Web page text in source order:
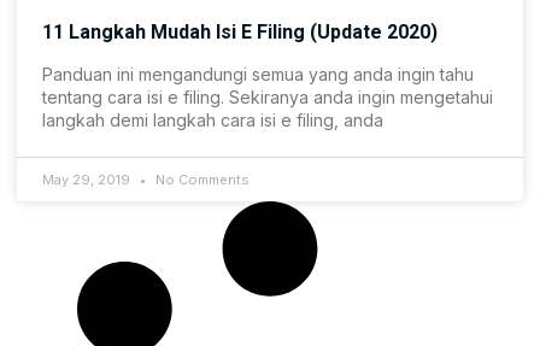
11 Langkah Mudah Isi E Filing (Update 2020)
Panduan ini mengandungi semua yang anda ingin tahu
tentang cara isi e filing. Sekiranya anda ingin mengetahui
langkah demi langkah cara isi e filing, anda
May 29, 2019 No Comments